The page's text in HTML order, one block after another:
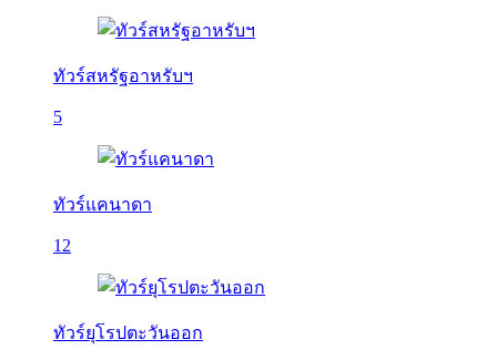
ทัวร์สหรัฐอาหรับฯ
5
ทัวร์แคนาดา
12
ทัวร์ยุโรปตะวันออก